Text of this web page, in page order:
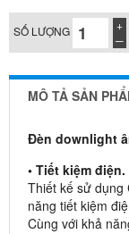
SỐ LƯỢNG
MÔ TẢ SẢN
Đèn downlight
• Tiết kiệm điện.
Thiết kế sử dụng
năng tiết kiệm
Cùng với khả